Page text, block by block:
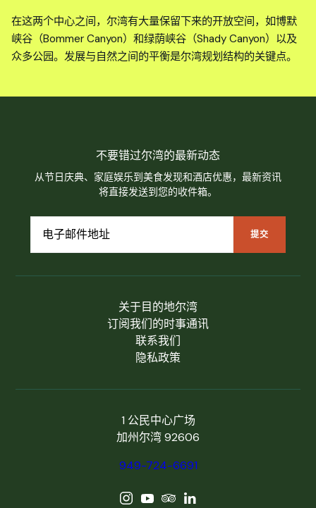
在这两个中心之间，尔湾有大量保留下来的开放空间，如博默
峡谷（Bommer Canyon）和绿荫峡谷（Shady Canyon）以及
众多公园。发展与自然之间的平衡是尔湾规划结构的关键点。
关于目的地尔湾
订阅我们的时事通讯
联系我们
隐私政策
1 公民中心广场
加州尔湾 92606
949-724-6691
不要错过尔湾的最新动态
从节日庆典、家庭娱乐到美食发现和酒店优惠，最新资讯
将直接发送到您的收件箱。